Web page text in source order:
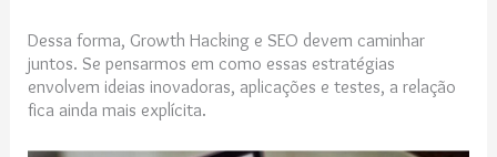
Dessa forma, Growth Hacking e SEO devem caminhar
juntos. Se pensarmos em como essas estratégias
envolvem ideias inovadoras, aplicações e testes, a relação
fica ainda mais explícita.